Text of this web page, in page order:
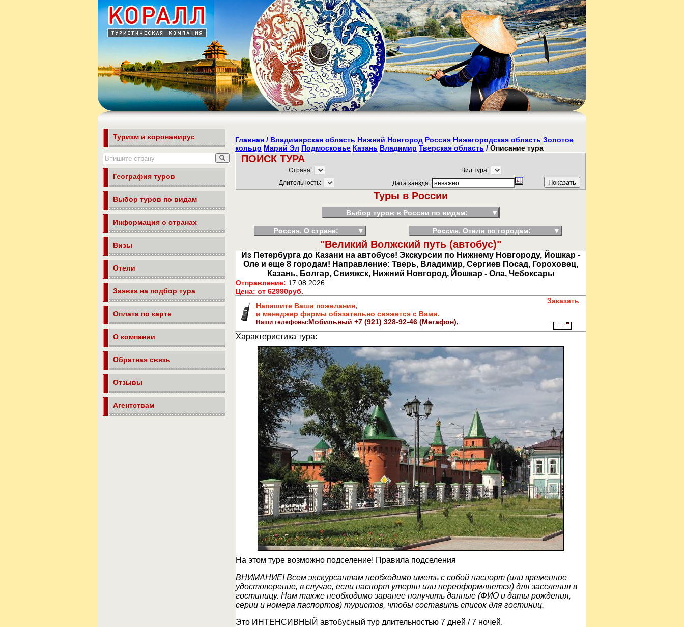
Туризм и коронавирус
География туров
Выбор туров по видам
Информация о странах
Визы
Отели
Заявка на подбор тура
Оплата по карте
О компании
Обратная связь
Отзывы
Агентствам
Главная / Владимирская область Нижний Новгород Россия Нижегородская область Золотое
кольцо Марий Эл Подмосковье Казань Владимир Тверская область / Описание тура
ПОИСК ТУРА
Страна:
Вид тура:
Длительность:
Дата заезда:
Туры в России
Выбор туров в России по видам: ▼
Россия. О стране: ▼ Россия. Отели по городам: ▼
"Великий Волжский путь (автобус)"
Из Петербурга до Казани на автобусе! Экскурсии по Нижнему Новгороду, Йошкар -
Оле и еще 8 городам! Направление: Тверь, Владимир, Сергиев Посад, Гороховец,
Казань, Болгар, Свияжск, Нижний Новгород, Йошкар - Ола, Чебоксары
Отправление: 17.08.2026
Цена: от 62990руб.
Напишите Ваши пожелания,
и менеджер фирмы обязательно свяжется с Вами.
Наши телефоны:Мобильный +7 (921) 328-92-46 (Мегафон),
Заказать
Характеристика тура:
На этом туре возможно подселение! Правила подселения
ВНИМАНИЕ! Всем экскурсантам необходимо иметь с собой паспорт (или временное
удостоверение, в случае, если паспорт утерян или переоформляется) для заселения в
гостиницу. Нам также необходимо заранее получить данные (ФИО и даты рождения,
серии и номера паспортов) туристов, чтобы составить список для гостиниц.
Это ИНТЕНСИВНЫЙ автобусный тур длительностью 7 дней / 7 ночей.